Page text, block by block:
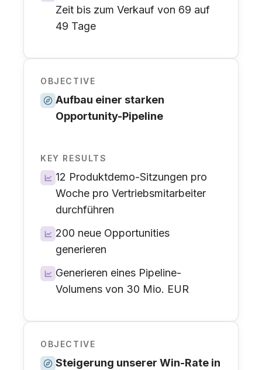
Zeit bis zum Verkauf von 69 auf
49 Tage
OBJECTIVE
Aufbau einer starken
Opportunity-Pipeline
KEY RESULTS
12 Produktdemo-Sitzungen pro
Woche pro Vertriebsmitarbeiter
durchführen
200 neue Opportunities
generieren
Generieren eines Pipeline-
Volumens von 30 Mio. EUR
OBJECTIVE
Steigerung unserer Win-Rate in